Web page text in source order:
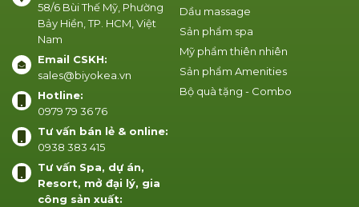
Dầu massage
Sản phẩm spa
Mỹ phẩm thiên nhiên
Sản phẩm Amenities
Bộ quà tặng - Combo
58/6 Bùi Thế Mỹ, Phường
Bảy Hiền, TP. HCM, Việt
Nam
Email CSKH:
sales@biyokea.vn
Hotline:
0979 79 36 76
Tư vấn bán lẻ & online:
0938 383 415
Tư vấn Spa, dự án,
Resort, mở đại lý, gia
công sản xuất: